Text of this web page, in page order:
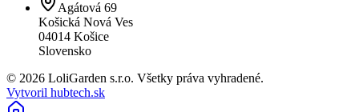
Agátová 69
Košická Nová Ves
04014 Košice
Slovensko
© 2026 LoliGarden s.r.o. Všetky práva vyhradené.
Vytvoril hubtech.sk